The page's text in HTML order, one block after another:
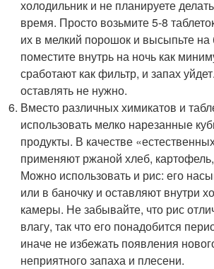
холодильник и не планируете
время. Просто возьмите 5-8
их в мелкий порошок и высыпьте на
поместите внутрь на ночь как
сработают как фильтр, и запах
оставлять не нужно.
Вместо различных химикатов и
использовать мелко нарезанные
продукты. В качестве
применяют ржаной хлеб,
Можно использовать и рис: его
или в баночку и оставляют внутри
камеры. Не забывайте, что рис
влагу, так что его понадобится
иначе не избежать появления
неприятного запаха и плесени.